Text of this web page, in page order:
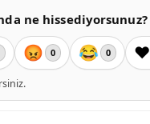
ne hissediyorsunuz?
😡 0 😂 0 ❤️